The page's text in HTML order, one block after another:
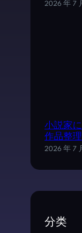
2026 年 7
小説家
作品整理
2026 年 7
分类